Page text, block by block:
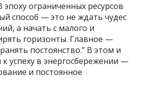
ограниченных ресурсов
способ — это не ждать чудес
а начать с малого и
горизонты. Главное —
постоянство.” В этом и
успеху в энергосбережении —
и постоянное